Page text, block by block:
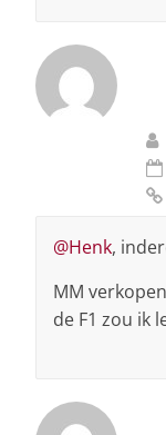
@Henk,
MM
de F1 zou ik